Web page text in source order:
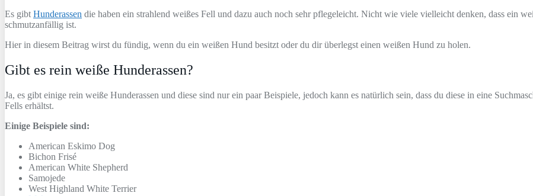
Es gibt Hunderassen die haben ein strahlend weißes Fell und dazu auch noch sehr pflegeleicht. Nicht wie viele vielleicht denken, dass ein
schmutzanfällig ist.
Hier in diesem Beitrag wirst du fündig, wenn du ein weißen Hund besitzt oder du dir überlegst einen weißen Hund zu holen.
Gibt es rein weiße Hunderassen?
Ja, es gibt einige rein weiße Hunderassen und diese sind nur ein paar Beispiele, jedoch kann es natürlich sein, dass du diese in eine
Fells erhältst.
Einige Beispiele sind:
American Eskimo Dog
Bichon Frisé
American White Shepherd
Samojede
West Highland White Terrier